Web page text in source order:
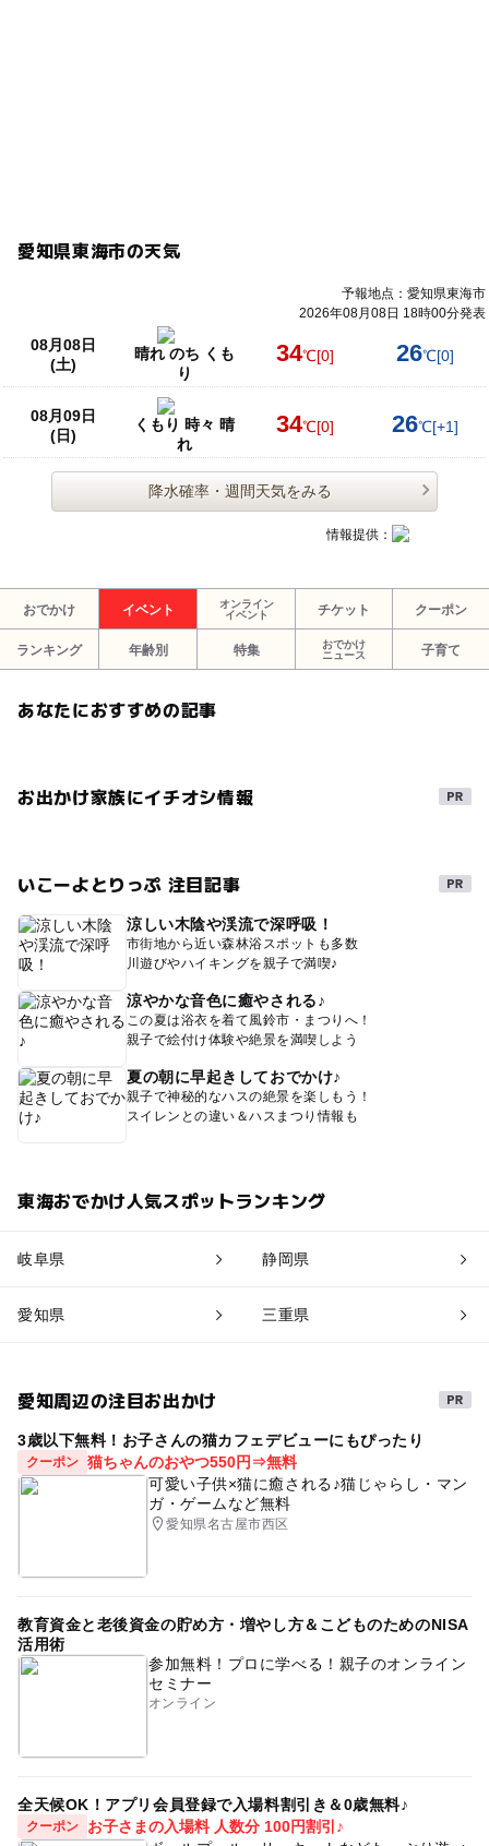
愛知県東海市の天気
予報地点：愛知県東海市
2026年08月08日 18時00分発表
08月08日
(土)
晴れ のち くも
り
34℃[0] 26℃[0]
08月09日
(日)
くもり 時々 晴
れ
34℃[0] 26℃[+1]
降水確率・週間天気をみる
情報提供：
おでかけ イベント
オンライン
イベント
チケット クーポン
ランキング 年齢別 特集
おでかけ
ニュース
子育て
あなたにおすすめの記事
お出かけ家族にイチオシ情報
いこーよとりっぷ 注目記事
涼しい木陰や渓流で深呼吸！
市街地から近い森林浴スポットも多数
川遊びやハイキングを親子で満喫♪
涼やかな音色に癒やされる♪
この夏は浴衣を着て風鈴市・まつりへ！
親子で絵付け体験や絶景を満喫しよう
夏の朝に早起きしておでかけ♪
親子で神秘的なハスの絶景を楽しもう！
スイレンとの違い＆ハスまつり情報も
東海おでかけ人気スポットランキング
岐阜県 静岡県
愛知県 三重県
愛知周辺の注目お出かけ
3歳以下無料！お子さんの猫カフェデビューにもぴったり
クーポン 猫ちゃんのおやつ550円⇒無料
可愛い子供×猫に癒される♪猫じゃらし・マン
ガ・ゲームなど無料
愛知県名古屋市西区
教育資金と老後資金の貯め方・増やし方＆こどものためのNISA
活用術
参加無料！プロに学べる！親子のオンライン
セミナー
オンライン
全天候OK！アプリ会員登録で入場料割引き＆0歳無料♪
クーポン
お子さまの入場料 人数分 100円割引♪